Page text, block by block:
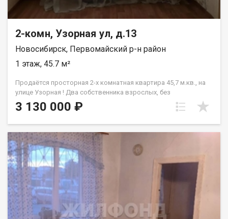
2-комн, Узорная ул, д.13
Новосибирск, Первомайский р-н район
1 этаж, 45.7 м²
Продаётся просторная 2-х комнатная квартира 45,7 м.кв., на
улице Узорная ! Два собственника взрослых, без
обременения, быстрая сделка! - Квартира находится на
первом этаже трёхэтажного кирпичного дома. Две комнаты
соседними квартирами, это исключает слышимость от
соседей. - Окна пластиковые, очень хорошие из
качественного материала с широкими подоконниками,
выходят на сторону детского сада. - Санузел — совместный с
ванной, благоустроенный, в хорошем состоянии. - Заменена
полностью вся проводка и трубы для холодной и горячей
воды, слив с раковины и ванной. - В квартире требуется
косметический ремонт, точно под замену все обои.
Остальное на ваше усмотрение, можно сделать полностью
3 130 000 ₽